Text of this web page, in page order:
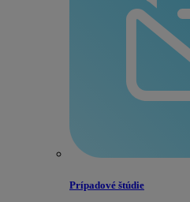
Prípadové štúdie